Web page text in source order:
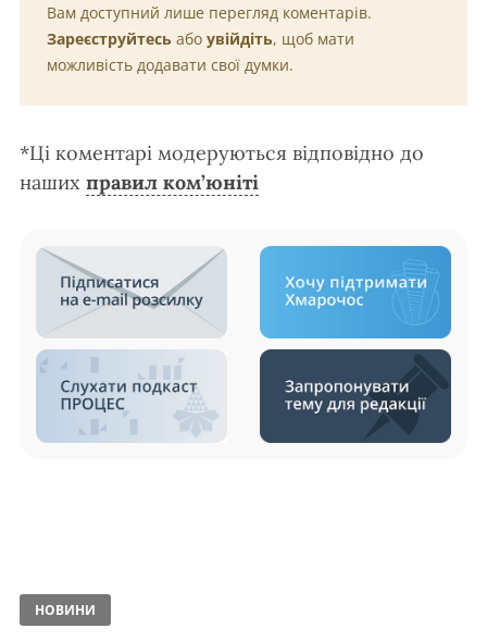
Вам доступний лише перегляд коментарів.
Зареєструйтесь або увійдіть, щоб мати
можливість додавати свої думки.
*Ці коментарі модеруються відповідно до
наших правил ком’юніті
НОВИНИ